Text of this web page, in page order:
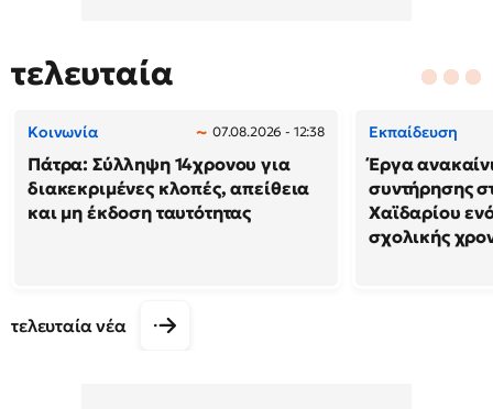
τελευταία
Κοινωνία 07.08.2026 - 12:38
Πάτρα: Σύλληψη 14χρονου για
διακεκριμένες κλοπές, απείθεια
και μη έκδοση ταυτότητας
Εκπαίδευση
Έργα
συντήρησης
Χαϊδαρίου
σχολικής
τελευταία νέα